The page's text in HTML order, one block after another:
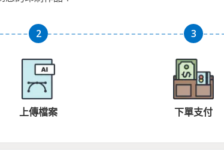
上傳檔案 下單支付